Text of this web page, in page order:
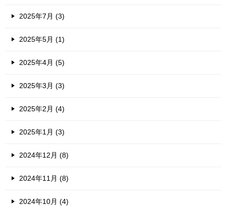
2025年7月 (3)
2025年5月 (1)
2025年4月 (5)
2025年3月 (3)
2025年2月 (4)
2025年1月 (3)
2024年12月 (8)
2024年11月 (8)
2024年10月 (4)